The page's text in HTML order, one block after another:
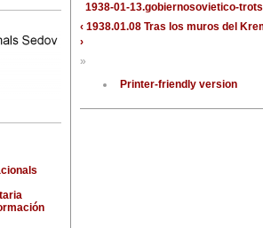
1938-01-13.gobiernosovietico-
‹ 1938.01.08 Tras los muros del
›
»
Printer-friendly version